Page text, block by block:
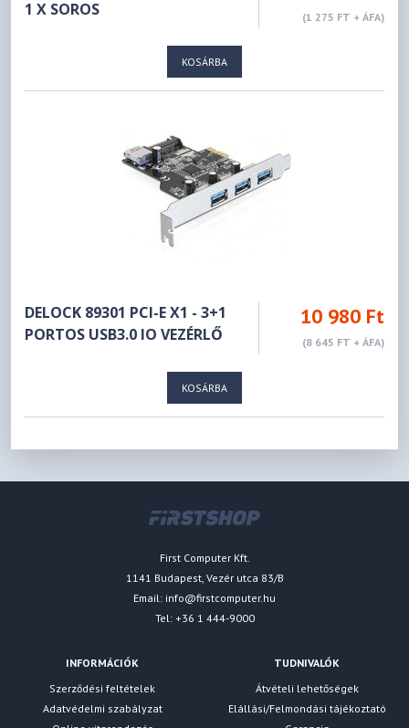
1 X SOROS
(1 275 FT + ÁFA)
KOSÁRBA
DELOCK 89301 PCI-E X1 - 3+1
PORTOS USB3.0 IO VEZÉRLŐ
10 980 Ft
(8 645 FT + ÁFA)
KOSÁRBA
First Computer Kft.
1141 Budapest, Vezér utca 83/B
Email: info@firstcomputer.hu
Tel: +36 1 444-9000
INFORMÁCIÓK
Szerződési feltételek
Adatvédelmi szabályzat
TUDNIVALÓK
Átvételi lehetőségek
Elállási/Felmondási tájékoztató